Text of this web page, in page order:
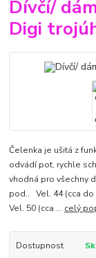
Dívčí/
Digi
Čelenka je ušitá z
odvádí pot, rychle
vhodná pro všechny
pod.. Vel. 44 (cca do
Vel. 50 (cca ... celý
Dostupnost